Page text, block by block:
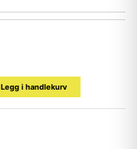
Legg i handlekurv